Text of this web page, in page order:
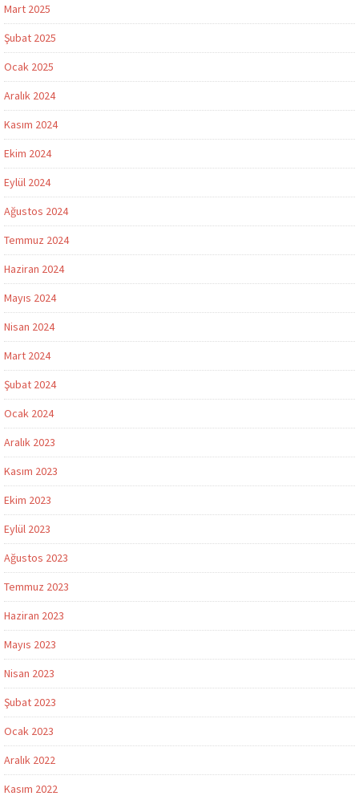
Mart 2025
Şubat 2025
Ocak 2025
Aralık 2024
Kasım 2024
Ekim 2024
Eylül 2024
Ağustos 2024
Temmuz 2024
Haziran 2024
Mayıs 2024
Nisan 2024
Mart 2024
Şubat 2024
Ocak 2024
Aralık 2023
Kasım 2023
Ekim 2023
Eylül 2023
Ağustos 2023
Temmuz 2023
Haziran 2023
Mayıs 2023
Nisan 2023
Şubat 2023
Ocak 2023
Aralık 2022
Kasım 2022